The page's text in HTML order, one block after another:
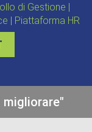
di Gestione |
| Piattaforma HR
migliorare"